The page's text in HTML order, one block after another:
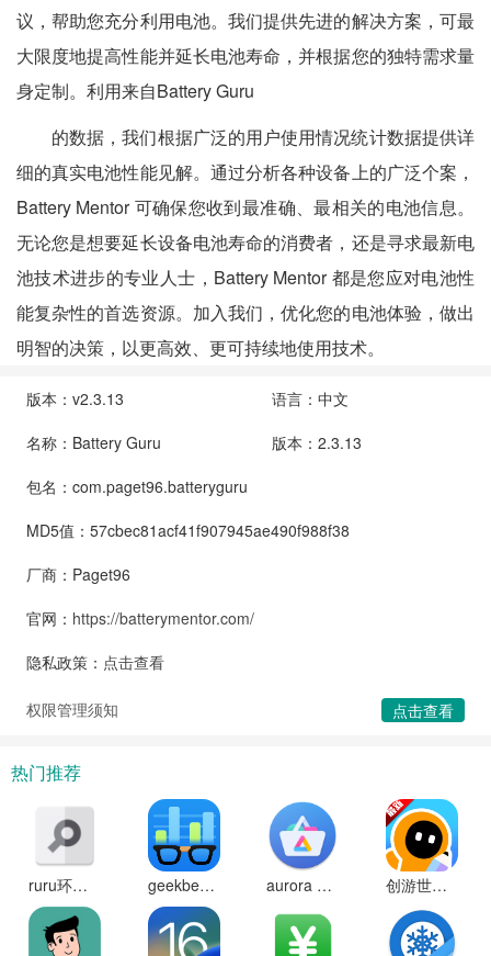
议，帮助您充分利用电池。我们提供先进的解决方案，可最
大限度地提高性能并延长电池寿命，并根据您的独特需求量
身定制。利用来自Battery Guru
的数据，我们根据广泛的用户使用情况统计数据提供详
细的真实电池性能见解。通过分析各种设备上的广泛个案，
Battery Mentor 可确保您收到最准确、最相关的电池信息。
无论您是想要延长设备电池寿命的消费者，还是寻求最新电
池技术进步的专业人士，Battery Mentor 都是您应对电池性
能复杂性的首选资源。加入我们，优化您的电池体验，做出
明智的决策，以更高效、更可持续地使用技术。
版本：v2.3.13
语言：中文
名称：Battery Guru
版本：2.3.13
包名：com.paget96.batteryguru
MD5值：57cbec81acf41f907945ae490f988f38
厂商：Paget96
官网： https://batterymentor.com/
隐私政策： 点击查看
权限管理须知 点击查看
热门推荐
ruru环境检测工具安卓版 geekbench6天梯图软件下载 aurora store中文版下载 创游世界(创游编辑器)下载安装手机正版